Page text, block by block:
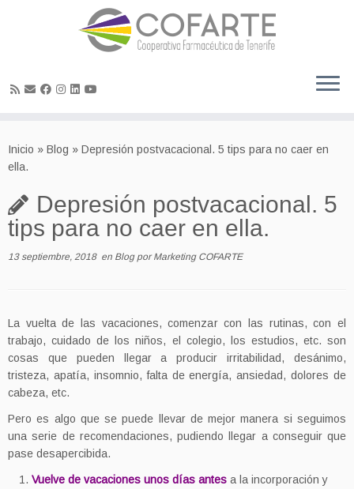
content
Inicio » Blog » Depresión postvacacional. 5 tips para no caer en
ella.
Depresión postvacacional. 5
tips para no caer en ella.
13 septiembre, 2018en Blog porMarketing COFARTE
La vuelta de las vacaciones, comenzar con las rutinas, con el
trabajo, cuidado de los niños, el colegio, los estudios, etc. son
cosas que pueden llegar a producir irritabilidad, desánimo,
tristeza, apatía, insomnio, falta de energía, ansiedad, dolores de
cabeza, etc.
Pero es algo que se puede llevar de mejor manera si seguimos
una serie de recomendaciones, pudiendo llegar a conseguir que
pase desapercibida.
Vuelve de vacaciones unos días antes a la incorporación y